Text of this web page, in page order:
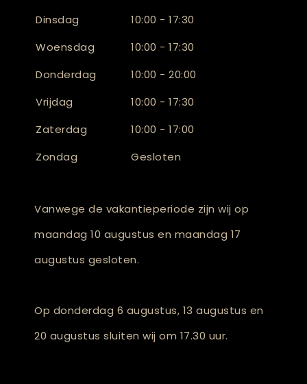
Dinsdag
10:00 - 17:30
Woensdag
10:00 - 17:30
Donderdag
10:00 - 20:00
Vrijdag
10:00 - 17:30
Zaterdag
10:00 - 17:00
Zondag
Gesloten
Vanwege de vakantieperiode zijn wij op
maandag 10 augustus en maandag 17
augustus gesloten.
Op donderdag 6 augustus, 13 augustus en
20 augustus sluiten wij om 17.30 uur.